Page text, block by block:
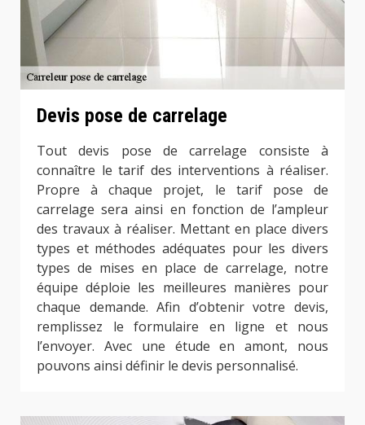
Devis pose de carrelage
Tout devis pose de carrelage consiste à
connaître le tarif des interventions à réaliser.
Propre à chaque projet, le tarif pose de
carrelage sera ainsi en fonction de l’ampleur
des travaux à réaliser. Mettant en place divers
types et méthodes adéquates pour les divers
types de mises en place de carrelage, notre
équipe déploie les meilleures manières pour
chaque demande. Afin d’obtenir votre devis,
remplissez le formulaire en ligne et nous
l’envoyer. Avec une étude en amont, nous
pouvons ainsi définir le devis personnalisé.